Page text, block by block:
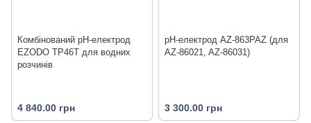
Комбінований рН-електрод
EZODO TP46T для водних
розчинів
4 840.00 грн
pH-електрод AZ-863PAZ (для
AZ-86021, AZ-86031)
3 300.00 грн